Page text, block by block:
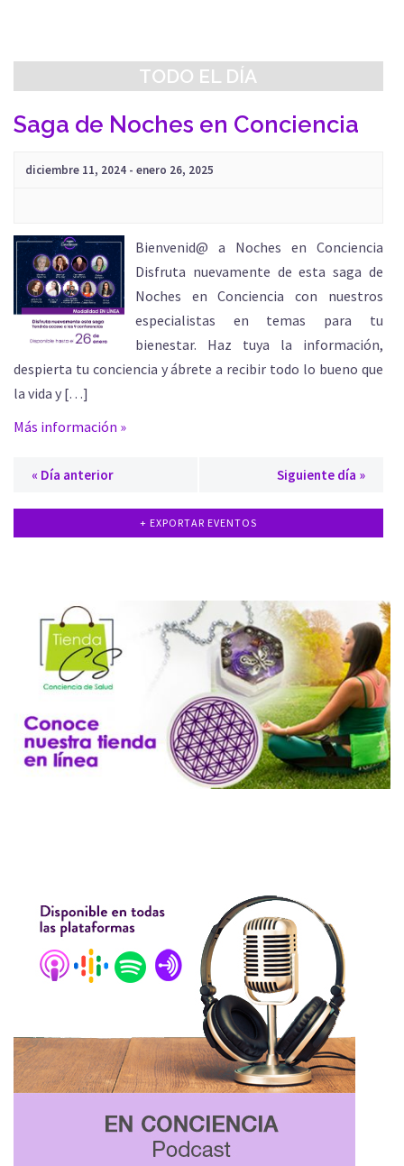
vistas
de
Eventos
TODO EL DÍA
Saga de Noches en Conciencia
diciembre 11, 2024 - enero 26, 2025
Bienvenid@ a Noches en Conciencia
Disfruta nuevamente de esta saga de
Noches en Conciencia con nuestros
especialistas en temas para tu
bienestar. Haz tuya la información,
despierta tu conciencia y ábrete a recibir todo lo bueno que
la vida y […]
Más información »
« Día anterior Siguiente día »
+ EXPORTAR EVENTOS